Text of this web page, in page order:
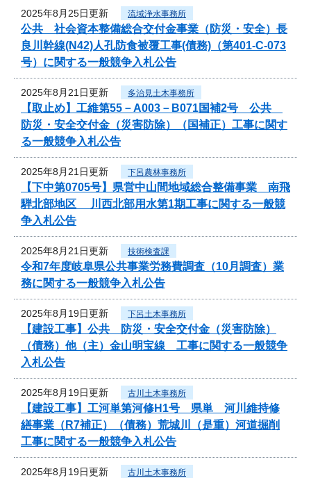
2025年8月25日更新 流域浄水事務所
公共 社会資本整備総合交付金事業（防災・安全）長
良川幹線(N42)人孔防食被覆工事(債務)（第401-C-073
号）に関する一般競争入札公告
2025年8月21日更新 多治見土木事務所
【取止め】工維第55－A003－B071国補2号 公共
防災・安全交付金（災害防除）（国補正）工事に関す
る一般競争入札公告
2025年8月21日更新 下呂農林事務所
【下中第0705号】県営中山間地域総合整備事業 南飛
騨北部地区 川西北部用水第1期工事に関する一般競
争入札公告
2025年8月21日更新 技術検査課
令和7年度岐阜県公共事業労務費調査（10月調査）業
務に関する一般競争入札公告
2025年8月19日更新 下呂土木事務所
【建設工事】公共 防災・安全交付金（災害防除）
（債務）他（主）金山明宝線 工事に関する一般競争
入札公告
2025年8月19日更新 古川土木事務所
【建設工事】工河単第河修H1号 県単 河川維持修
繕事業（R7補正）（債務）荒城川（是重）河道掘削
工事に関する一般競争入札公告
2025年8月19日更新 古川土木事務所